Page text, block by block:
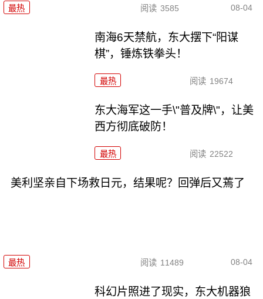
最热 阅读 3585 08-04
南海6天禁航，东大摆下“阳谋
棋”，锤炼铁拳头！
最热 阅读 19674
东大海军这一手\"普及牌\"，让美
西方彻底破防！
最热 阅读 22522
美利坚亲自下场救日元，结果呢？回弹后又蔫了
最热 阅读 11489 08-04
科幻片照进了现实，东大机器狼